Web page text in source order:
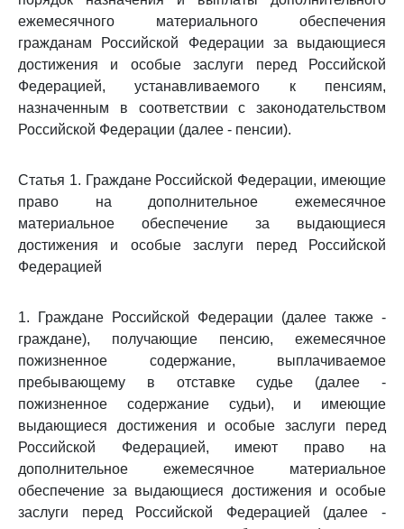
ежемесячного материального обеспечения
гражданам Российской Федерации за выдающиеся
достижения и особые заслуги перед Российской
Федерацией, устанавливаемого к пенсиям,
назначенным в соответствии с законодательством
Российской Федерации (далее - пенсии).
Статья 1. Граждане Российской Федерации, имеющие
право на дополнительное ежемесячное
материальное обеспечение за выдающиеся
достижения и особые заслуги перед Российской
Федерацией
1. Граждане Российской Федерации (далее также -
граждане), получающие пенсию, ежемесячное
пожизненное содержание, выплачиваемое
пребывающему в отставке судье (далее -
пожизненное содержание судьи), и имеющие
выдающиеся достижения и особые заслуги перед
Российской Федерацией, имеют право на
дополнительное ежемесячное материальное
обеспечение за выдающиеся достижения и особые
заслуги перед Российской Федерацией (далее -